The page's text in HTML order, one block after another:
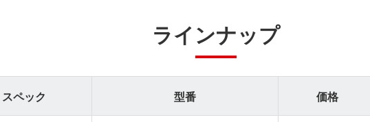
ラインナップ
スペック 型番 価格